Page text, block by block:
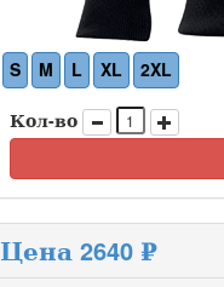
S M L XL 2XL
Кол-во
Цена 2640 ₽